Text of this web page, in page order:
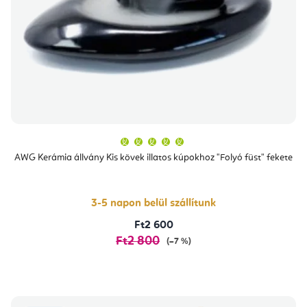
AWG Kerámia állvány Kis kövek illatos kúpokhoz "Folyó füst" fekete
átlagos
értékelése
csillag.
3-5 napon belül szállítunk
Ft2 600
Ft2 800 (–7 %)